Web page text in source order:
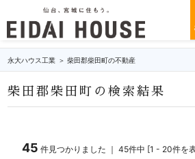
永大ハウス工業 柴田郡柴田町の不動産
柴田郡柴田町の検索結果
45 件見つかりました ｜ 45件中 [1 - 20件を